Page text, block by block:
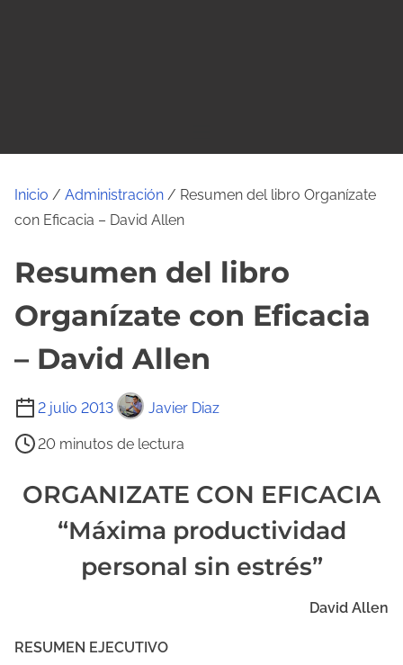
Inicio / Administración / Resumen del libro Organízate
con Eficacia – David Allen
Resumen del libro
Organízate con Eficacia
– David Allen
2 julio 2013 Javier Diaz
T
e
c
20 minutos de lectura
ORGANIZATE CON EFICACIA
“Máxima productividad
personal sin estrés”
David Allen
RESUMEN EJECUTIVO